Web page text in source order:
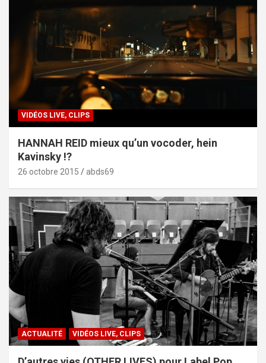
VIDÉOS LIVE, CLIPS
HANNAH REID mieux qu’un vocoder, hein
Kavinsky !?
26 octobre 2015 abds69
ACTUALITÉ VIDÉOS LIVE, CLIPS